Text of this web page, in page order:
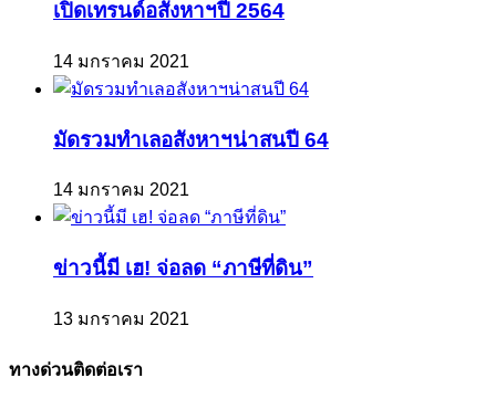
เปิดเทรนด์อสังหาฯปี 2564
14 มกราคม 2021
มัดรวมทำเลอสังหาฯน่าสนปี 64
14 มกราคม 2021
ข่าวนี้มี เฮ! จ่อลด “ภาษีที่ดิน”
13 มกราคม 2021
ทางด่วนติดต่อเรา